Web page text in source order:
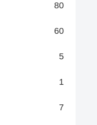
80
60
5
1
7